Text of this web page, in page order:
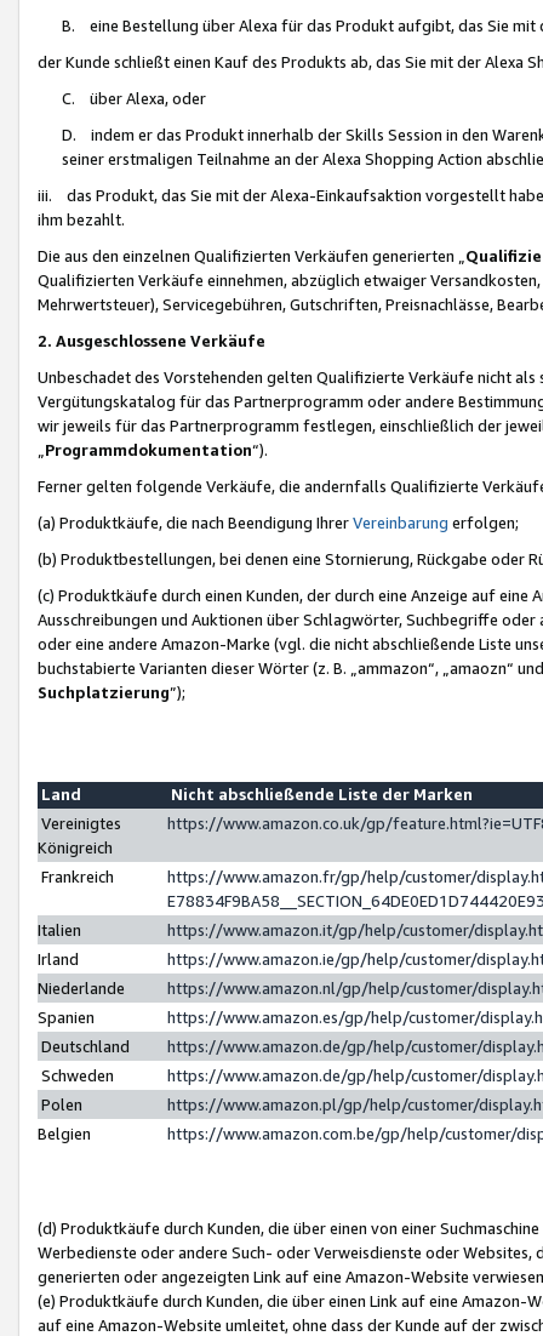
B. eine Bestellung über Alexa für das Produkt aufgibt, das Sie mit
der Kunde schließt einen Kauf des Produkts ab, das Sie mit der Alexa
C. über Alexa, oder
D. indem er das Produkt innerhalb der Skills Session in den
seiner erstmaligen Teilnahme an der Alexa Shopping Action
iii. das Produkt, das Sie mit der Alexa-Einkaufsaktion vorgestellt
ihm bezahlt.
Die aus den einzelnen Qualifizierten Verkäufen generierten „
Qualifizierten Verkäufe einnehmen, abzüglich etwaiger
Mehrwertsteuer), Servicegebühren, Gutschriften, Preisnachlässe,
2. Ausgeschlossene Verkäufe
Unbeschadet des Vorstehenden gelten Qualifizierte Verkäufe nicht
Vergütungskatalog für das Partnerprogramm oder andere
wir jeweils für das Partnerprogramm festlegen, einschließlich der
Programmdokumentation“).
Ferner gelten folgende Verkäufe, die andernfalls Qualifizierte
(a) Produktkäufe, die nach Beendigung IhrerVereinbarung erfolgen;
(b) Produktbestellungen, bei denen eine Stornierung, Rückgabe oder
(c) Produktkäufe durch einen Kunden, der durch eine Anzeige auf
Ausschreibungen und Auktionen über Schlagwörter, Suchbegriffe
oder eine andere Amazon-Marke (vgl. die nicht abschließende Liste
buchstabierte Varianten dieser Wörter (z. B. „ammazon“, „amaozn“
Suchplatzierung”);
Land
Nicht abschließende Liste der Marken
Vereinigtes
Königreich
https://www.amazon.co.uk/gp/
Frankreich
https://www.amazon.fr/gp/help/customer/
Italien
https://www.amazon.it/gp/help/customer/
Irland
https://www.amazon.ie/gp/help/customer/
Niederlande
https://www.amazon.nl/gp/help/customer/
Spanien
https://www.amazon.es/gp/help/customer/
Deutschland
https://www.amazon.de/gp/help/customer/
Schweden
https://www.amazon.de/gp/help/customer/
Polen
https://www.amazon.pl/gp/help/customer/
Belgien
https://www.amazon.com.be/gp/help/customer/
(d) Produktkäufe durch Kunden, die über einen von einer
Werbedienste oder andere Such- oder Verweisdienste oder Websites,
generierten oder angezeigten Link auf eine Amazon-Website
(e) Produktkäufe durch Kunden, die über einen Link auf eine
auf eine Amazon-Website umleitet, ohne dass der Kunde auf der